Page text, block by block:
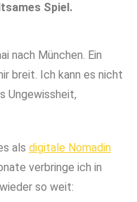
Spiel.
nach München. Ein
breit. Ich kann es nicht
Ungewissheit,
als digitale Nomadin
verbringe ich in
so weit: